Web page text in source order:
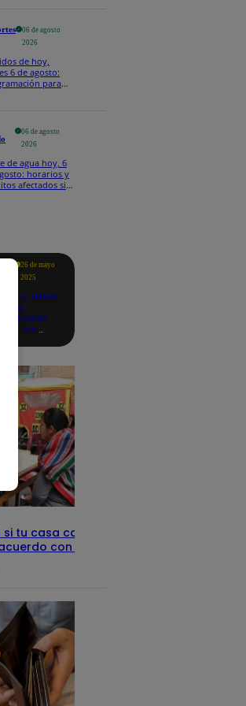
06 de agosto
2026
de hoy,
6 de agosto:
para
06 de agosto
2026
de agua hoy, 6
horarios y
afectados sin
26 de mayo
2025
si tienes
tu DNI:
los
si tu casa califica
con el Sisfoh